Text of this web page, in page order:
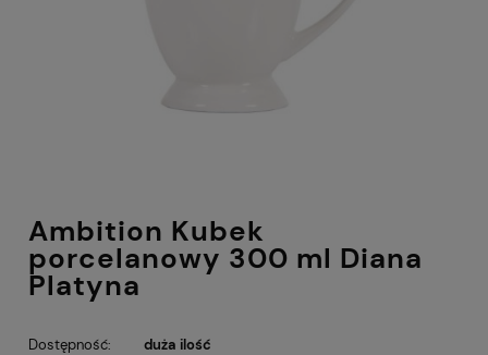
Ambition Kubek
porcelanowy 300 ml Diana
Platyna
Dostępność:
duża ilość